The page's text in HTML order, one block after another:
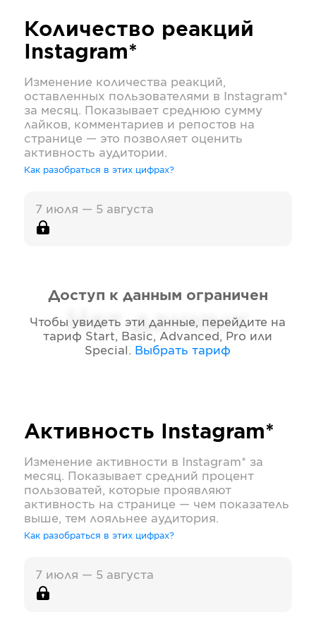
Количество реакций
Instagram*
Изменение количества реакций,
оставленных пользователями в
Instagram*
за месяц. Показывает среднюю сумму
лайков, комментариев и репостов на
странице — это позволяет оценить
активность аудитории.
Как разобраться в этих цифрах?
7 июля — 5 августа
Нет данных
Доступ к данным ограничен
Чтобы увидеть эти данные, перейдите на
тариф Start, Basic, Advanced, Pro или
Special . Выбрать тариф
Активность Instagram*
Изменение активности в Instagram* за
месяц. Показывает средний процент
пользоватей, которые проявляют
активность на странице — чем показатель
выше, тем лояльнее аудитория.
Как разобраться в этих цифрах?
7 июля — 5 августа